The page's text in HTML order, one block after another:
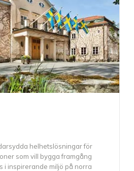
helhetslösningar för
som vill bygga framgång
i inspirerande miljö på norra